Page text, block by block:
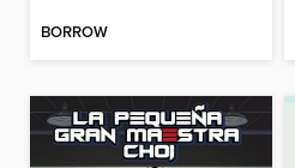
BORROW